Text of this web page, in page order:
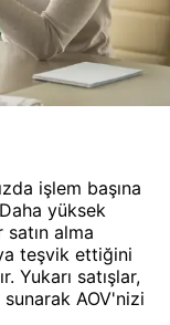
işlem başına
yüksek
satın alma
teşvik ettiğini
Yukarı satışlar,
AOV'nizi